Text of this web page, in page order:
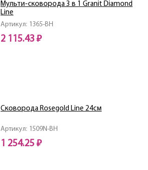
Артикул: 1365-BH
Мульти-сковорода 3 в 1 Granit Diamond
Line
2 115.43 ₽
Артикул: 1509N-BH
Сковорода Rosegold Line 24см
1 254.25 ₽